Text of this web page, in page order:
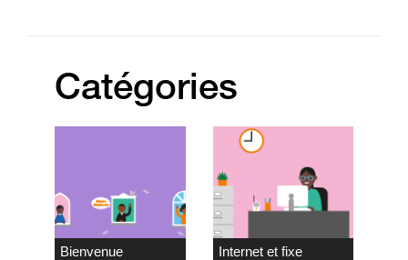
Catégories
Bienvenue Internet et fixe